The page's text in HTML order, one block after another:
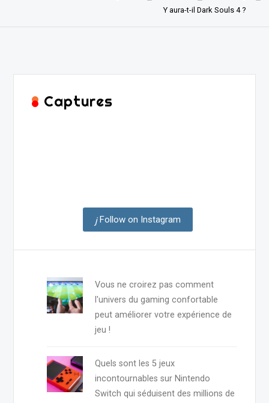
Y aura-t-il Dark Souls 4 ?
Captures
Follow on Instagram
Vous ne croirez pas comment
l'univers du gaming confortable
peut améliorer votre expérience de
jeu !
Quels sont les 5 jeux
incontournables sur Nintendo
Switch qui séduisent des millions de